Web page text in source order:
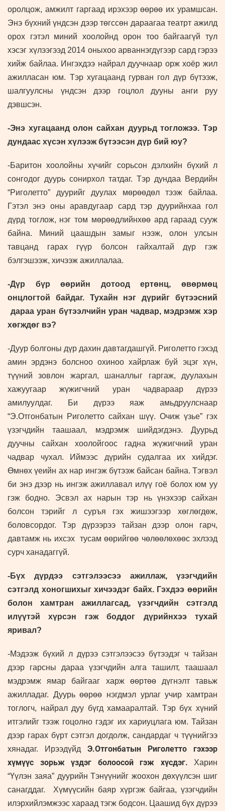
оролцож, амжилт гаргаад ирэхээр өөрөө их урамшсан.
Энэ бүхний үндсэн дээр төгссөн дараагаа театрт ажилд
орох гэтэл миний хоолойнд орон тоо байгаагүй тул
хэсэг хүлээгээд 2014 оныхоо арваннэгдүгээр сард гэрээ
хийж байлаа. Ингэхдээ найрал дуучнаар орж хоёр жил
ажилласан юм. Тэр хугацаанд гурван гол дүр бүтээж,
шалгуулсны үндсэн дээр гоцлол дууны анги руу
дэвшсэн.
-Энэ хугацаанд олон сайхан дуурьд тогложээ. Тэр
дундаас хүсэн хүлээж бүтээсэн дүр бий юу?
-Баритон хоолойны хүчийг сорьсон дэлхийн бүхий л
сонгодог дуурь сонирхол татдаг. Тэр дундаа Вердийн
“Риголетто” дуурийг дуулах мөрөөдөл тээж байлаа.
Гэтэл энэ оны аравдугаар сард тэр дуурийнхаа гол
дүрд тоглож, нэг том мөрөөдлийнхөө ард гараад сууж
байна. Миний цаашдын замыг нээж, олон улсын
тавцанд гарах гүүр болсон гайхалтай дүр гэж
бэлгэшээж, хичээж ажиллалаа.
-Дүр бүр өөрийн дотоод ертөнц, өвөрмөц
онцлогтой байдаг. Тухайн нэг дүрийг бүтээсний
дараа уран бүтээлчийн уран чадвар, мэдрэмж хэр
хөгждөг вэ?
-Дуур болгоны дүр дахин давтагдашгүй. Риголетто гэхэд
амин эрдэнэ болсноо охиноо хайрлаж буй эцэг хүн,
түүний зовлон жаргал, шаналлыг гаргаж, дуулахын
хажуугаар жүжигчний уран чадвараар дүрээ
амилуулдаг. Би дүрээ яаж амьдруулснаар
“Э.Отгонбатын Риголетто сайхан шүү. Очиж үзье” гэх
үзэгчдийн таашаал, мэдрэмж шийдэгдэнэ. Дуурьд
дуучны сайхан хоолойгоос гадна жүжигчний уран
чадвар чухал. Иймээс дүрийн судалгаа их хийдэг.
Өмнөх үеийн ах нар ингэж бүтээж байсан байна. Тэгвэл
би энэ дээр нь ингэж ажиллавал илүү гоё болох юм уу
гэж бодно. Эсвэл ах нарын тэр нь үнэхээр сайхан
болсон тэрийг л суръя гэх жишээгээр хөглөгдөж,
боловсордог. Тэр дүрээрээ тайзан дээр олон гарч,
давтамж нь ихсэх тусам өөрийгөө чөлөөлөхөөс эхлээд
сурч ханадаггүй.
-Бүх дүрдээ сэтгэлээсээ ажиллаж, үзэгчдийн
сэтгэлд хоногшихыг хичээдэг байх. Гэхдээ өөрийн
болон хамтран ажиллагсад, үзэгчдийн сэтгэлд
илүүтэй хүрсэн гэж боддог дүрийнхээ тухай
яривал?
-Мэдээж бүхий л дүрээ сэтгэлээсээ бүтээдэг ч тайзан
дээр гарсны дараа үзэгчдийн алга ташилт, таашаал
мэдрэмж ямар байгааг харж өөртөө дүгнэлт тавьж
ажилладаг. Дуурь өөрөө нэгдмэл урлаг учир хамтран
тоглогч, найрал дуу бүгд хамааралтай. Тэр бүх хүний
итгэлийг тээж гоцолно гэдэг их хариуцлага юм. Тайзан
дээр гарах бүрт сэтгэл догдолж, сандардаг ч түүнийгээ
хянадаг. Ирээдүйд Э.Отгонбатын Риголетто гэхээр
хүмүүс зорьж үздэг болоосой гэж хүсдэг. Харин
“Үүлэн заяа” дуурийн Тэнүүнийг жоохон дөхүүлсэн шиг
санагддаг. Хүмүүсийн баяр хүргэж байгаа, үзэгчдийн
илэрхийлэмжээс хараад тэгж бодсон. Цаашид бүх дүрээ